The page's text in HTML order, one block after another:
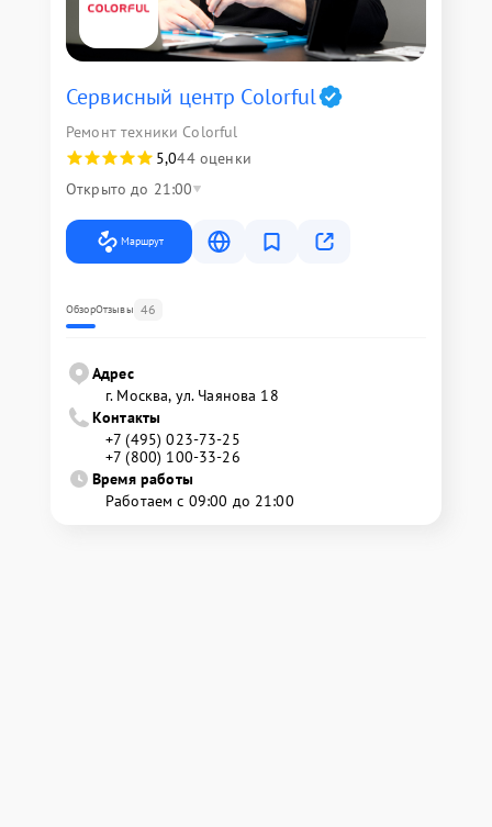
Сервисный центр Colorful
Ремонт техники Colorful
5,044 оценки
Открыто до 21:00
Маршрут
ОбзорОтзывы 46
Адрес
г. Москва, ул. Чаянова 18
Контакты
+7 (495) 023-73-25
+7 (800) 100-33-26
Время работы
Работаем с 09:00 до 21:00